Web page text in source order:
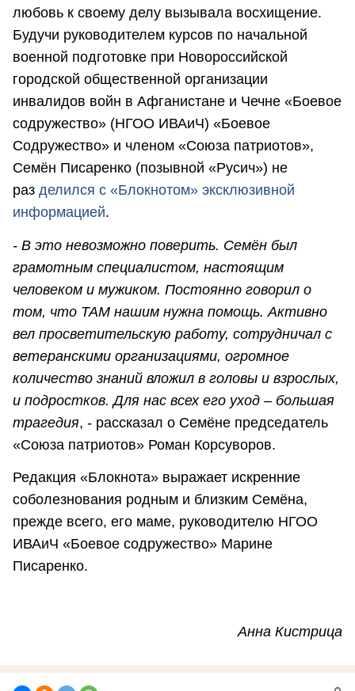
любовь к своему делу вызывала восхищение.
Будучи руководителем курсов по начальной
военной подготовке при Новороссийской
городской общественной организации
инвалидов войн в Афганистане и Чечне «Боевое
содружество» (НГОО ИВАиЧ) «Боевое
Содружество» и членом «Союза патриотов»,
Семён Писаренко (позывной «Русич») не
раз делился с «Блокнотом» эксклюзивной
информацией.
- В это невозможно поверить. Семён был
грамотным специалистом, настоящим
человеком и мужиком. Постоянно говорил о
том, что ТАМ нашим нужна помощь. Активно
вел просветительскую работу, сотрудничал с
ветеранскими организациями, огромное
количество знаний вложил в головы и взрослых,
и подростков. Для нас всех его уход – большая
трагедия, - рассказал о Семёне председатель
«Союза патриотов» Роман Корсуворов.
Редакция «Блокнота» выражает искренние
соболезнования родным и близким Семёна,
прежде всего, его маме, руководителю НГОО
ИВАиЧ «Боевое содружество» Марине
Писаренко.
Анна Кистрица